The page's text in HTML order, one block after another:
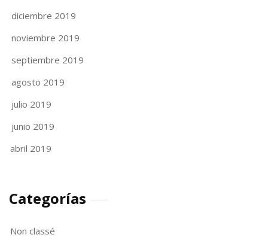
diciembre 2019
noviembre 2019
septiembre 2019
agosto 2019
julio 2019
junio 2019
abril 2019
Categorías
Non classé